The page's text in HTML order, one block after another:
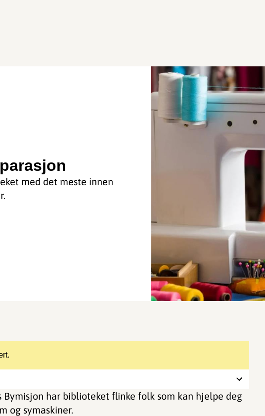
med det meste innen
Bymisjon har biblioteket flinke folk som kan hjelpe deg
og symaskiner.